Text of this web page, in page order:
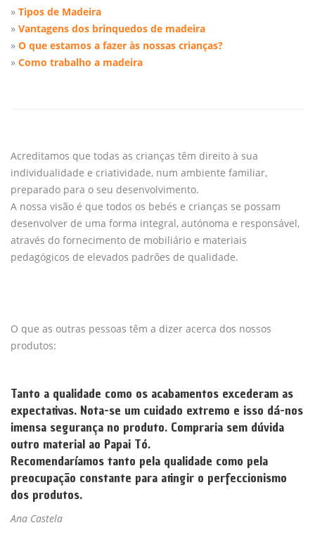
» Tipos de Madeira
» Vantagens dos brinquedos de madeira
» O que estamos a fazer às nossas crianças?
» Como trabalho a madeira
Acreditamos que todas as crianças têm direito à sua
individualidade e criatividade, num ambiente familiar,
preparado para o seu desenvolvimento.
A nossa visão é que todos os bebés e crianças se possam
desenvolver de uma forma integral, autónoma e responsável,
através do fornecimento de mobiliário e materiais
pedagógicos de elevados padrões de qualidade.
O que as outras pessoas têm a dizer acerca dos nossos
produtos:
Tanto a qualidade como os acabamentos excederam as
expectativas. Nota-se um cuidado extremo e isso dá-nos
imensa segurança no produto. Compraria sem dúvida
outro material ao Papai Tó.
Recomendaríamos tanto pela qualidade como pela
preocupação constante para atingir o perfeccionismo
dos produtos.
Ana Castela